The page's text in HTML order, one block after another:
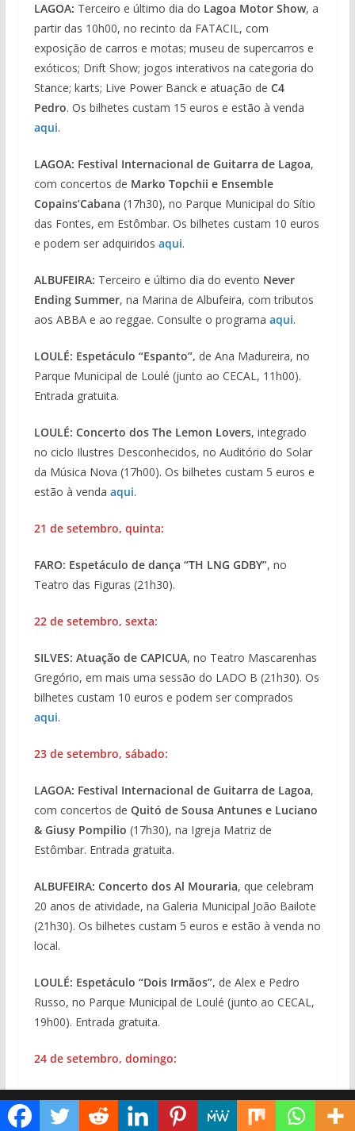
LAGOA: Terceiro e último dia do Lagoa Motor Show, a
partir das 10h00, no recinto da FATACIL, com
exposição de carros e motas; museu de supercarros e
exóticos; Drift Show; jogos interativos na categoria do
Stance; karts; Live Power Banck e atuação de C4
Pedro. Os bilhetes custam 15 euros e estão à venda
aqui.
LAGOA: Festival Internacional de Guitarra de Lagoa,
com concertos de Marko Topchii e Ensemble
Copains’Cabana (17h30), no Parque Municipal do Sítio
das Fontes, em Estômbar. Os bilhetes custam 10 euros
e podem ser adquiridos aqui.
ALBUFEIRA: Terceiro e último dia do evento Never
Ending Summer, na Marina de Albufeira, com tributos
aos ABBA e ao reggae. Consulte o programa aqui.
LOULÉ: Espetáculo “Espanto”, de Ana Madureira, no
Parque Municipal de Loulé (junto ao CECAL, 11h00).
Entrada gratuita.
LOULÉ: Concerto dos The Lemon Lovers, integrado
no ciclo Ilustres Desconhecidos, no Auditório do Solar
da Música Nova (17h00). Os bilhetes custam 5 euros e
estão à venda aqui.
21 de setembro, quinta:
FARO: Espetáculo de dança “TH LNG GDBY”, no
Teatro das Figuras (21h30).
22 de setembro, sexta:
SILVES: Atuação de CAPICUA, no Teatro Mascarenhas
Gregório, em mais uma sessão do LADO B (21h30). Os
bilhetes custam 10 euros e podem ser comprados
aqui.
23 de setembro, sábado:
LAGOA: Festival Internacional de Guitarra de Lagoa,
com concertos de Quitó de Sousa Antunes e Luciano
& Giusy Pompilio (17h30), na Igreja Matriz de
Estômbar. Entrada gratuita.
ALBUFEIRA: Concerto dos Al Mouraria, que celebram
20 anos de atividade, na Galeria Municipal João Bailote
(21h30). Os bilhetes custam 5 euros e estão à venda no
local.
LOULÉ: Espetáculo “Dois Irmãos”, de Alex e Pedro
Russo, no Parque Municipal de Loulé (junto ao CECAL,
19h00). Entrada gratuita.
24 de setembro, domingo:
com concertos deEarly Guitar Duo e Invisible Strings
Diga ao Google que o Algarve Marafado é uma das suas fontes de informação preferidas